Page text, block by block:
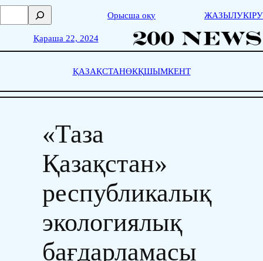
Skip
о
с
Орысша оқу ЖАЗЫЛУКІРУ
Қараша 22, 2024
ҚАЗАҚСТАНӨКҚШЫМКЕНТ
«Таза
Қазақстан»
республикалық
экологиялық
бағдарламасы